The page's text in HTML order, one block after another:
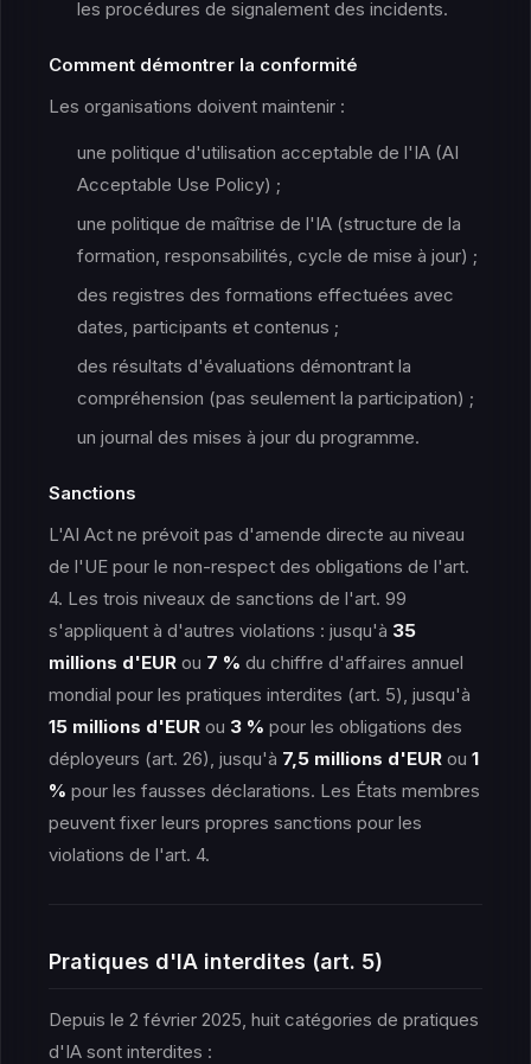
les procédures de signalement des incidents.
Comment démontrer la conformité
Les organisations doivent maintenir :
une politique d'utilisation acceptable de l'IA (AI
Acceptable Use Policy) ;
une politique de maîtrise de l'IA (structure de la
formation, responsabilités, cycle de mise à jour) ;
des registres des formations effectuées avec
dates, participants et contenus ;
des résultats d'évaluations démontrant la
compréhension (pas seulement la participation) ;
un journal des mises à jour du programme.
Sanctions
L'AI Act ne prévoit pas d'amende directe au niveau
de l'UE pour le non-respect des obligations de l'art.
4. Les trois niveaux de sanctions de l'art. 99
s'appliquent à d'autres violations : jusqu'à 35
millions d'EUR ou 7 % du chiffre d'affaires annuel
mondial pour les pratiques interdites (art. 5), jusqu'à
15 millions d'EUR ou 3 % pour les obligations des
déployeurs (art. 26), jusqu'à 7,5 millions d'EUR ou 1
% pour les fausses déclarations. Les États membres
peuvent fixer leurs propres sanctions pour les
violations de l'art. 4.
Pratiques d'IA interdites (art. 5)
Depuis le 2 février 2025, huit catégories de pratiques
d'IA sont interdites :